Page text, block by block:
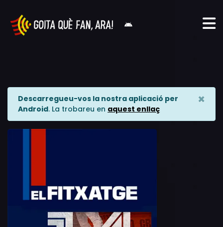
Descarregueu-vos la nostra aplicació per
Android. La trobareu en aquest enllaç
×